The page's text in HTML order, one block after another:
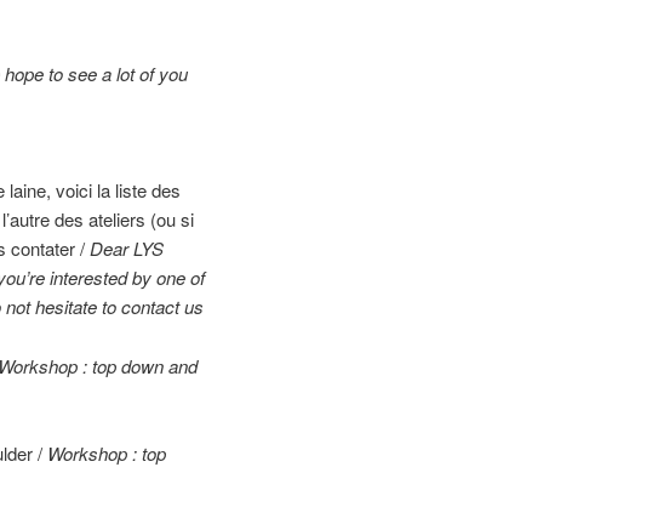
to see a lot of you
voici la liste des
des ateliers (ou si
contater /Dear LYS
interested by one of
hesitate to contact us
Workshop : top down and
/ Workshop : top